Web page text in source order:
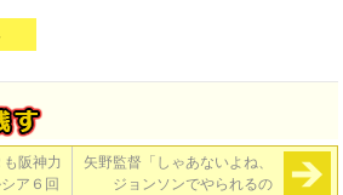
阪神力
ア６回
矢野監督「しゃあないよね、
ジョンソンでやられるの